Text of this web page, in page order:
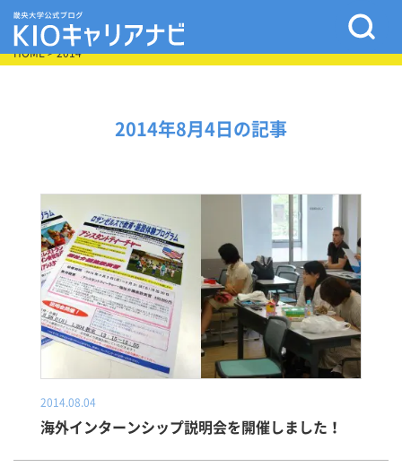
HOME> 2014
2014年8月4日の記事
2014.08.04
海外インターンシップ説明会を開催しました！